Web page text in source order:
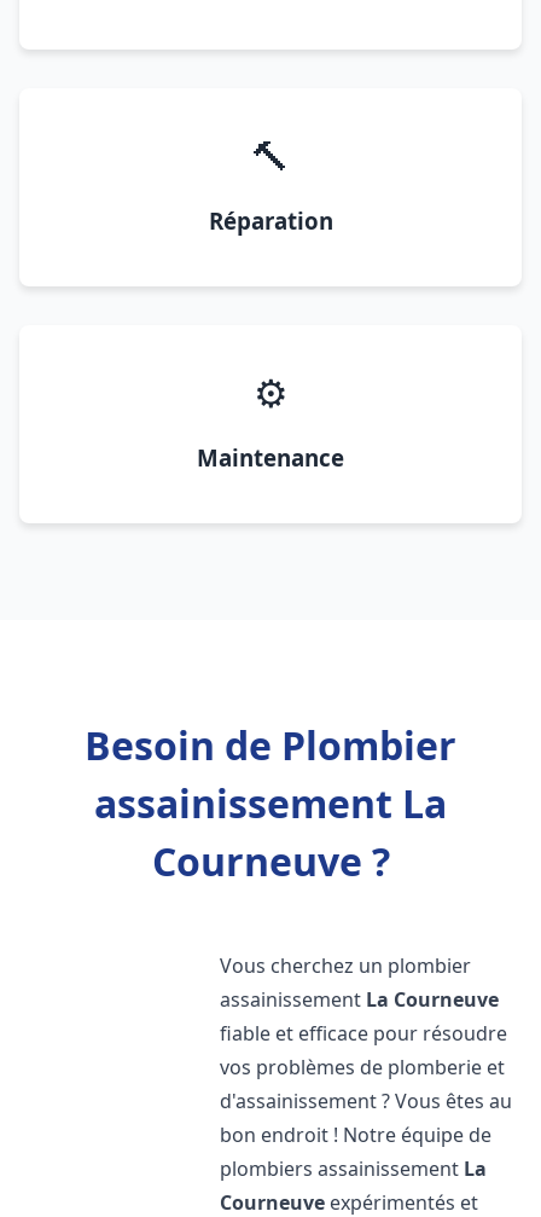
🔨
Réparation
⚙️
Maintenance
Besoin de Plombier
assainissement La
Courneuve ?
Vous cherchez un plombier
assainissement La Courneuve
fiable et efficace pour résoudre
vos problèmes de plomberie et
d'assainissement ? Vous êtes au
bon endroit ! Notre équipe de
plombiers assainissement La
Courneuve expérimentés et